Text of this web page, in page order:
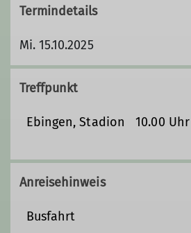
Termindetails
Mi. 15.10.2025
Treffpunkt
Ebingen, Stadion
Anreisehinweis
Busfahrt